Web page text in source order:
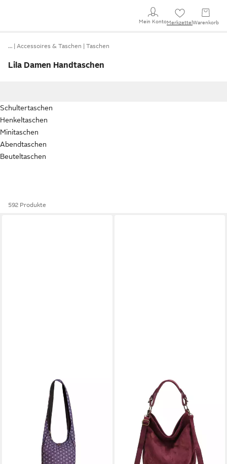
Mein KontoMerkzettel Warenkorb
… Accessoires & Taschen Taschen
Lila Damen Handtaschen
Schultertaschen
Henkeltaschen
Minitaschen
Abendtaschen
Beuteltaschen
592 Produkte